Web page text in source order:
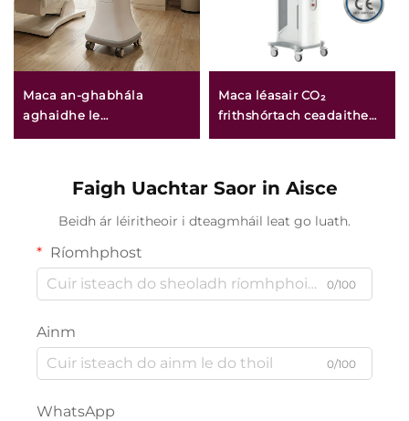
Maca an-ghabhála
aghaidhe le
Maca léasair CO₂
frithshórtach ceadaithe
Faigh Uachtar Saor in Aisce
Beidh ár léiritheoir i dteagmháil leat go luath.
Ríomhphost
0/100
Ainm
0/100
WhatsApp